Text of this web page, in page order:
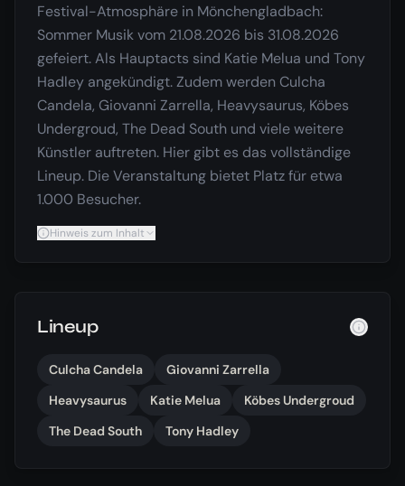
Festival-Atmosphäre in Mönchengladbach:
Sommer Musik vom 21.08.2026 bis 31.08.2026
gefeiert. Als Hauptacts sind Katie Melua und Tony
Hadley angekündigt. Zudem werden Culcha
Candela, Giovanni Zarrella, Heavysaurus, Köbes
Undergroud, The Dead South und viele weitere
Künstler auftreten. Hier gibt es das vollständige
Lineup. Die Veranstaltung bietet Platz für etwa
1.000 Besucher.
Hinweis zum Inhalt
Lineup
Culcha Candela
Giovanni Zarrella
Heavysaurus
Katie Melua
Köbes Undergroud
The Dead South
Tony Hadley